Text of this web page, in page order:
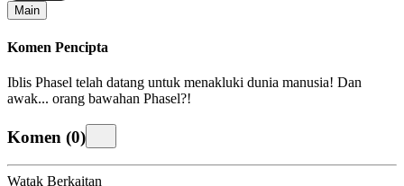
Main
Komen Pencipta
Iblis Phasel telah datang untuk menakluki dunia manusia! Dan
awak... orang bawahan Phasel?!
Komen (0)
Watak Berkaitan